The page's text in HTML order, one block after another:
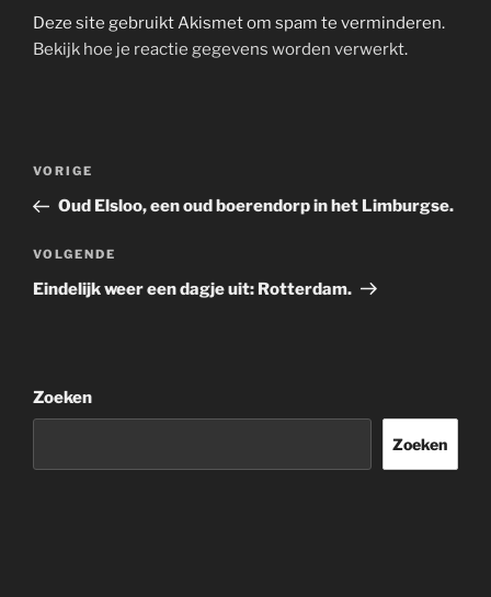
Deze site gebruikt Akismet om spam te verminderen.
Bekijk hoe je reactie gegevens worden verwerkt.
Bericht
Vorig
bericht
VORIGE
Oud Elsloo, een oud boerendorp in het Limburgse.
Volgend
bericht
VOLGENDE
Eindelijk weer een dagje uit: Rotterdam.
Zoeken
Zoeken